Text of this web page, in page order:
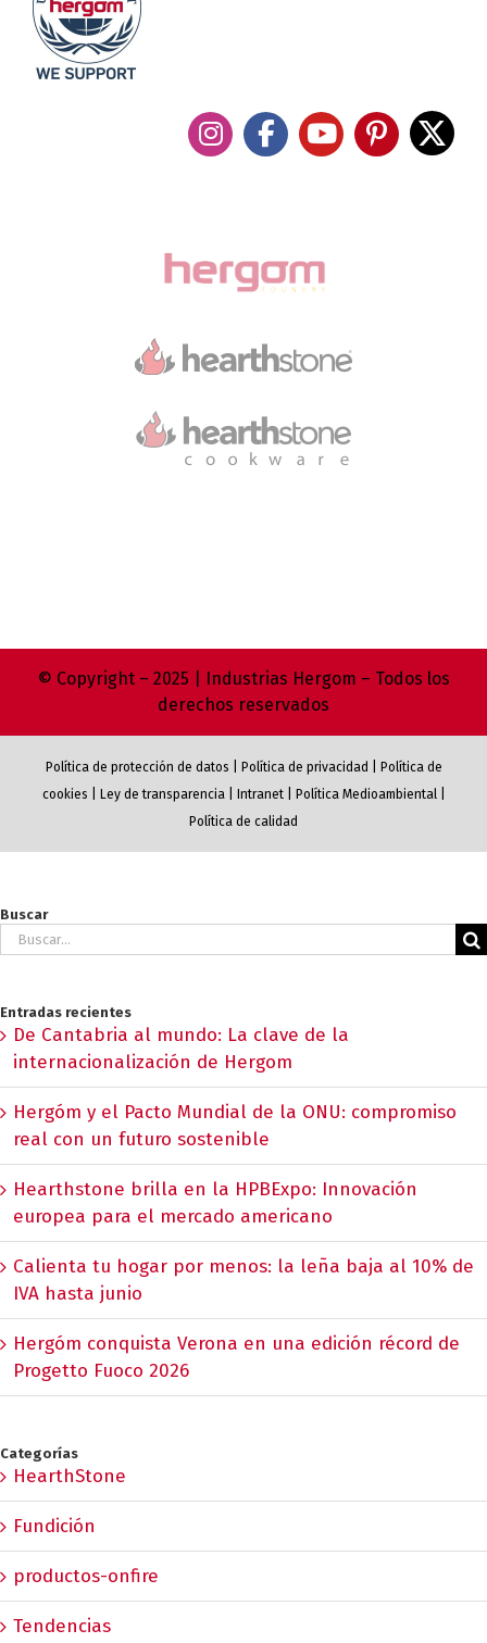
© Copyright – 2025 | Industrias Hergom – Todos los
derechos reservados
Política de protección de datos Política de privacidad
Política de
cookies
Ley de transparencia| Intranet| Política Medioambiental|
Política de calidad
Buscar
Buscar:
Entradas recientes
De Cantabria al mundo: La clave de la
internacionalización de Hergom
Hergóm y el Pacto Mundial de la ONU: compromiso
real con un futuro sostenible
Hearthstone brilla en la HPBExpo: Innovación
europea para el mercado americano
Calienta tu hogar por menos: la leña baja al 10% de
IVA hasta junio
Hergóm conquista Verona en una edición récord de
Progetto Fuoco 2026
Categorías
HearthStone
Fundición
productos-onfire
Tendencias